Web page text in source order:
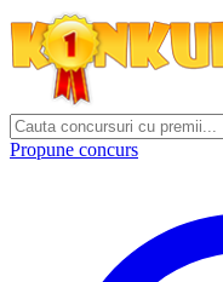
Propune concurs